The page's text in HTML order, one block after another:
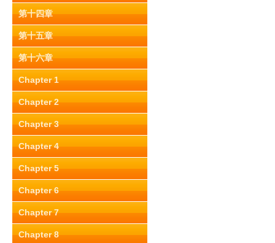
第十四章
第十五章
第十六章
Chapter 1
Chapter 2
Chapter 3
Chapter 4
Chapter 5
Chapter 6
Chapter 7
Chapter 8